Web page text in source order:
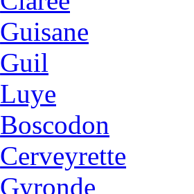
Guisane
Guil
Luye
Boscodon
Cerveyrette
Gyronde